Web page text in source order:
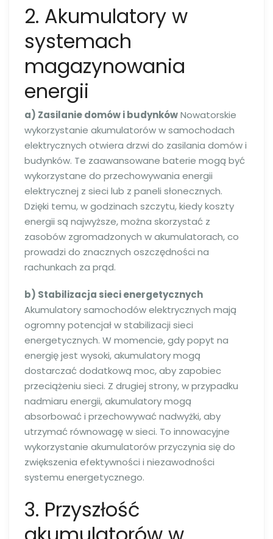
2. Akumulatory w
systemach
magazynowania
energii
a) Zasilanie domów i budynkówNowatorskie
wykorzystanie akumulatorów w samochodach
elektrycznych otwiera drzwi do zasilania domów i
budynków. Te zaawansowane baterie mogą być
wykorzystane do przechowywania energii
elektrycznej z sieci lub z paneli słonecznych.
Dzięki temu, w godzinach szczytu, kiedy koszty
energii są najwyższe, można skorzystać z
zasobów zgromadzonych w akumulatorach, co
prowadzi do znacznych oszczędności na
rachunkach za prąd.
b) Stabilizacja sieci energetycznych
Akumulatory samochodów elektrycznych mają
ogromny potencjał w stabilizacji sieci
energetycznych. W momencie, gdy popyt na
energię jest wysoki, akumulatory mogą
dostarczać dodatkową moc, aby zapobiec
przeciążeniu sieci. Z drugiej strony, w przypadku
nadmiaru energii, akumulatory mogą
absorbować i przechowywać nadwyżki, aby
utrzymać równowagę w sieci. To innowacyjne
wykorzystanie akumulatorów przyczynia się do
zwiększenia efektywności i niezawodności
systemu energetycznego.
3. Przyszłość